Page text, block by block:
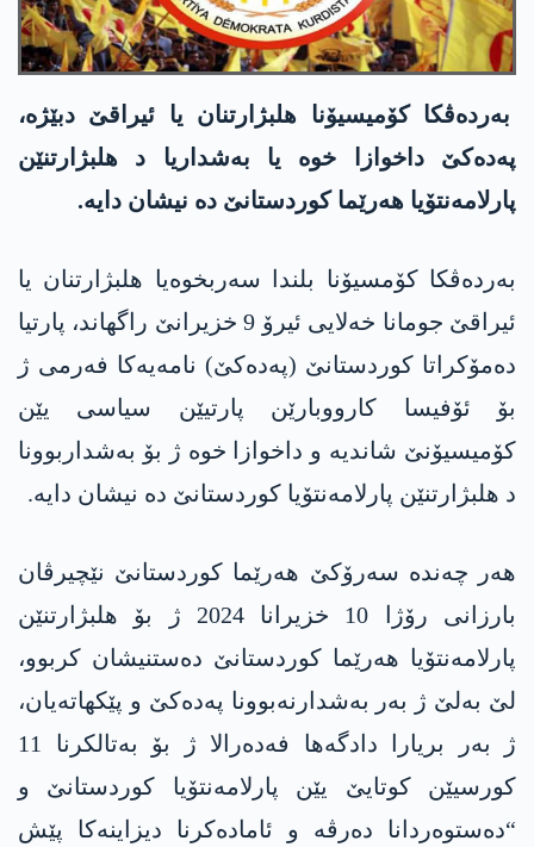
بەردەڤکا کۆمیسیۆنا ھلبژارتنان یا ئیراقێ دبێژە،
پەدەکێ داخوازا خوە یا بەشداریا د ھلبژارتنێن
پارلامەنتۆیا ھەرێما کوردستانێ دە نیشان دایە.
بەردەڤکا کۆمسیۆنا بلندا سەربخوەیا ھلبژارتنان یا
ئیراقێ جومانا خەلایی ئیرۆ 9 خزیرانێ راگھاند، پارتیا
دەمۆکراتا کوردستانێ (پەدەکێ) نامەیەکا فەرمی ژ
بۆ ئۆفیسا کارووبارێن پارتیێن سیاسی یێن
کۆمیسیۆنێ شاندیە و داخوازا خوە ژ بۆ بەشداربوونا
د ھلبژارتنێن پارلامەنتۆیا کوردستانێ دە نیشان دایە.
ھەر چەندە سەرۆکێ ھەرێما کوردستانێ نێچیرڤان
بارزانی رۆژا 10 خزیرانا 2024 ژ بۆ ھلبژارتنێن
پارلامەنتۆیا ھەرێما کوردستانێ دەستنیشان کربوو،
لێ بەلێ ژ بەر بەشدارنەبوونا پەدەکێ و پێکھاتەیان،
ژ بەر بریارا دادگەھا فەدەرالا ژ بۆ بەتالکرنا 11
کورسیێن کوتایێ یێن پارلامەنتۆیا کوردستانێ و
“دەستوەردانا دەرڤە و ئامادەکرنا دیزاینەکا پێش